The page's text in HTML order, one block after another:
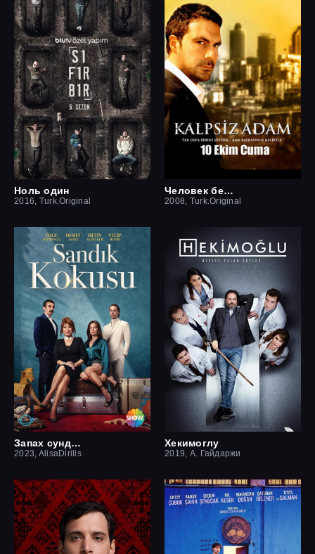
Ноль один
2016, Turk.Original
Человек без сердца
2008, Turk.Original
Запах сундука
2023, AlisaDirilis
Хекимоглу
2019, А. Гайдаржи